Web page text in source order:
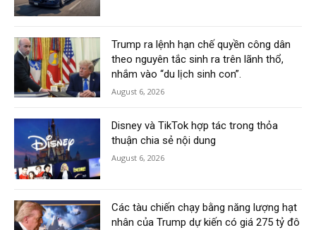
Trump ra lệnh hạn chế quyền công dân
theo nguyên tắc sinh ra trên lãnh thổ,
nhắm vào “du lịch sinh con”.
August 6, 2026
Disney và TikTok hợp tác trong thỏa
thuận chia sẻ nội dung
August 6, 2026
Các tàu chiến chạy bằng năng lượng hạt
nhân của Trump dự kiến có giá 275 tỷ đô